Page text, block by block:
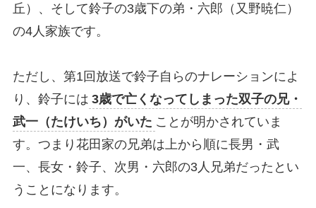
丘）、そして鈴子の3歳下の弟・六郎（又野暁仁）
の4人家族です。
ただし、第1回放送で鈴子自らのナレーションによ
り、鈴子には 3歳で亡くなってしまった双子の兄・
武一（たけいち）がいた ことが明かされていま
す。つまり花田家の兄弟は上から順に長男・武
一、長女・鈴子、次男・六郎の3人兄弟だったとい
うことになります。